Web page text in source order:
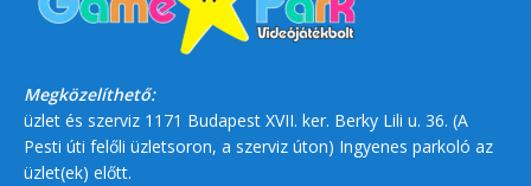
Megközelíthető:
üzlet és szerviz 1171 Budapest XVII. ker. Berky Lili u. 36. (A
Pesti úti felőli üzletsoron, a szerviz úton) Ingyenes parkoló az
üzlet(ek) előtt.